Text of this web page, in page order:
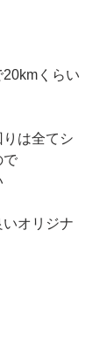
くらい
は全てシ
で
オリジナ